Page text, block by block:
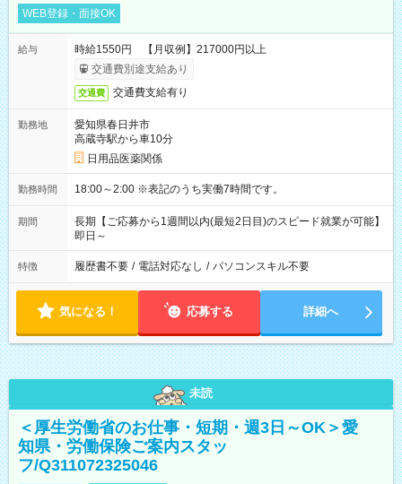
WEB登録・面接OK
給与
時給1550円 【月収例】217000円以上
交通費別途支給あり
交通費 交通費支給有り
勤務地
愛知県春日井市
高蔵寺駅から車10分
日用品医薬関係
勤務時間 18:00～2:00 ※表記のうち実働7時間です。
期間
長期【ご応募から1週間以内(最短2日目)のスピード就業が可能】
即日～
特徴 履歴書不要 / 電話対応なし / パソコンスキル不要
気になる！ 応募する 詳細へ
未読
＜厚生労働省のお仕事・短期・週3日～OK＞愛
知県・労働保険ご案内スタッ
フ/Q311072325046